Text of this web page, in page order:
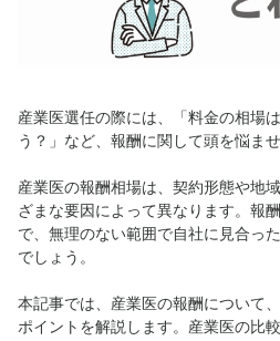
産業医選任の際には、「料金の相場
う？」など、報酬に関して頭を悩ま
産業医の報酬相場は、契約形態や地
ざまな要因によって異なります。報
で、無理のない範囲で自社に見合っ
でしょう。
本記事では、産業医の報酬について
ポイントを解説します。産業医の比